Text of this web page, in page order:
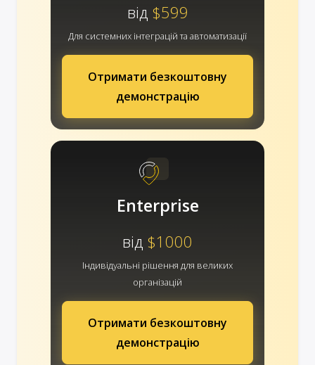
від $599
Для системних інтеграцій та автоматизації
Отримати безкоштовну
демонстрацію
Enterprise
від $1000
Індивідуальні рішення для великих
організацій
Отримати безкоштовну
демонстрацію